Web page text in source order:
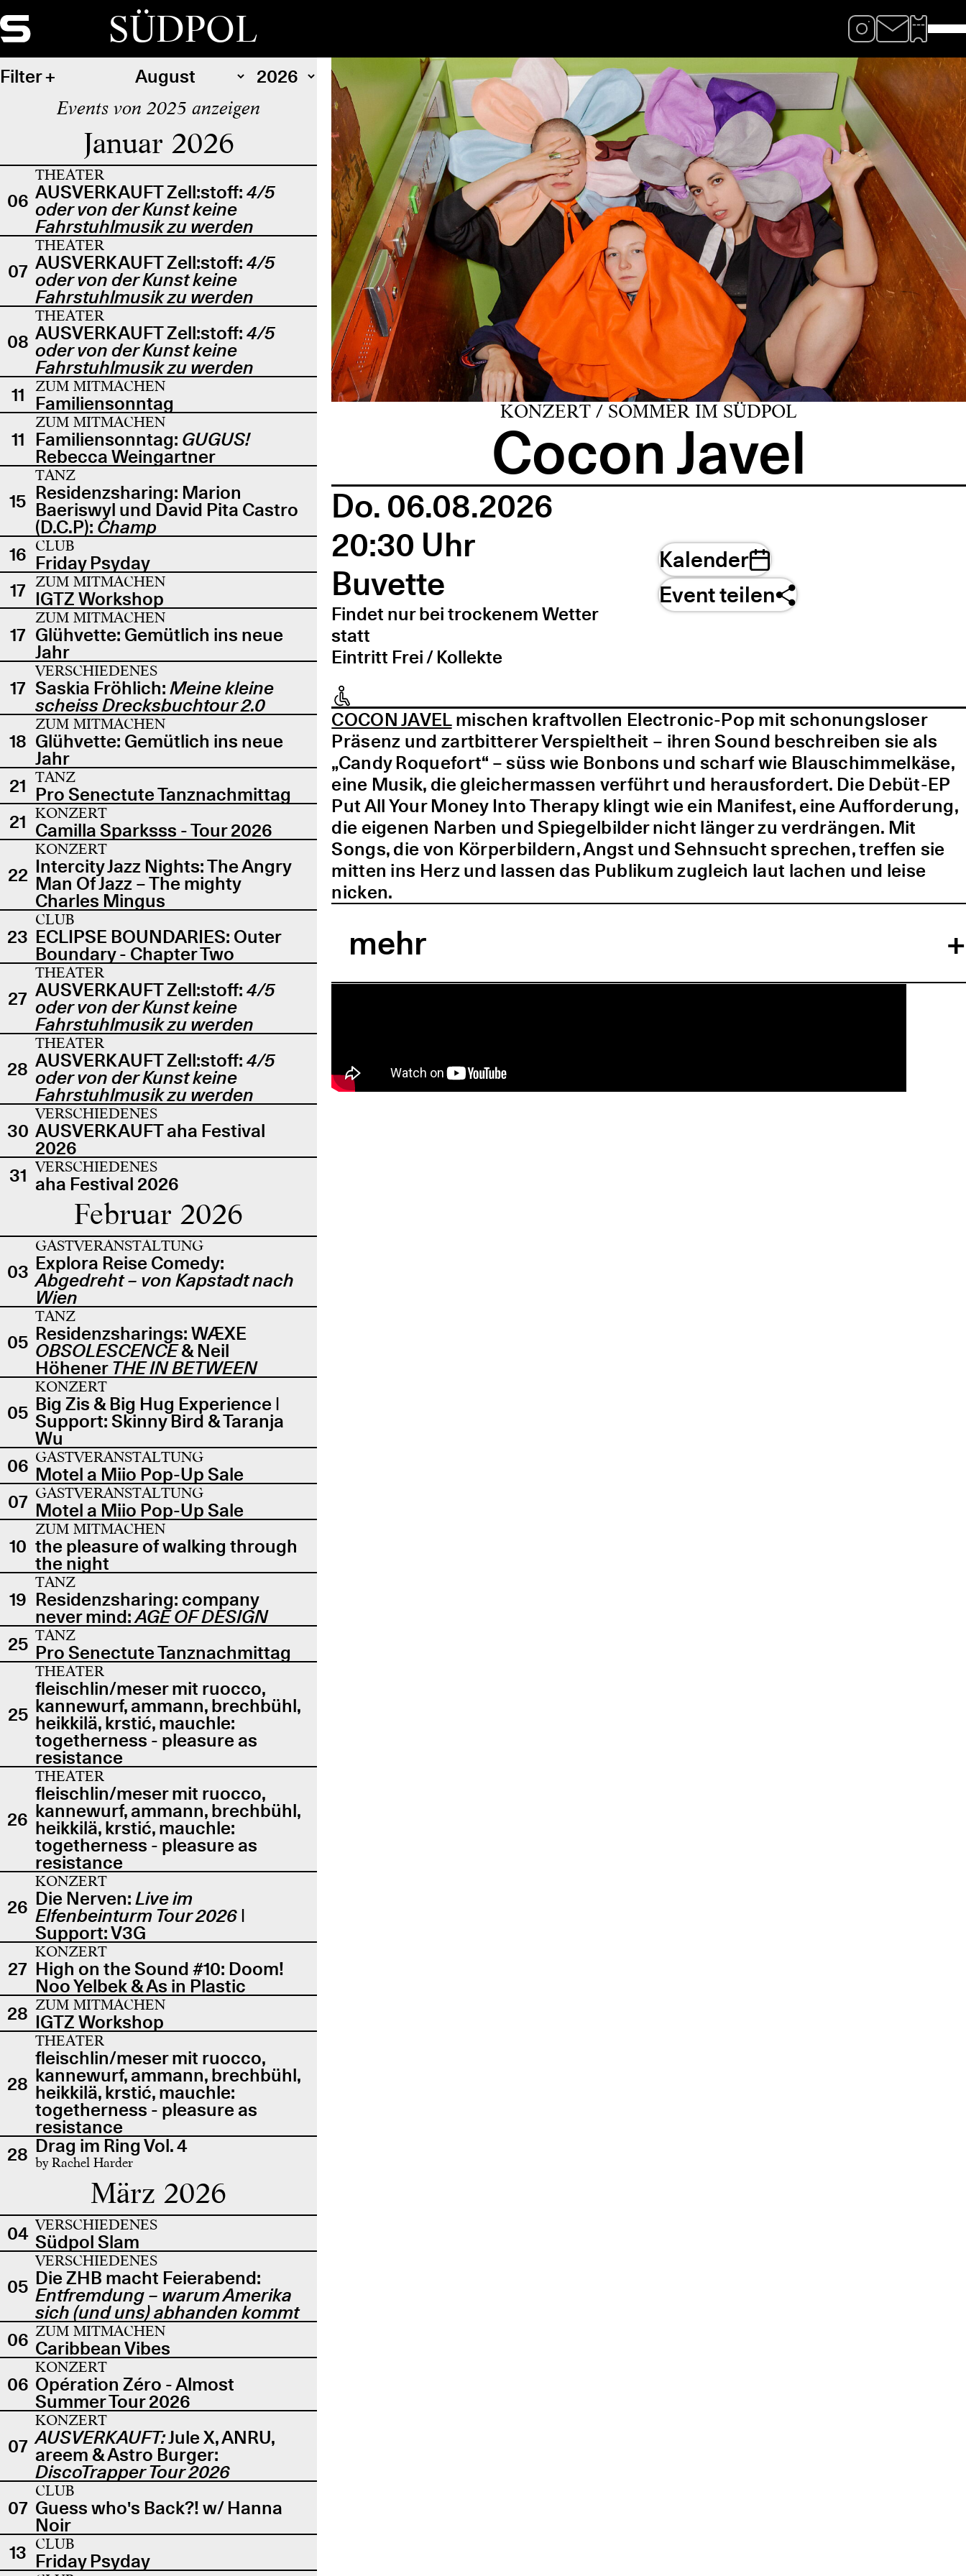
SÜDPOL
Filter
Events von 2025 anzeigen
Januar 2026
06
THEATER
AUSVERKAUFT Zell:stoff: 4/5
oder von der Kunst keine
Fahrstuhlmusik zu werden
07
THEATER
AUSVERKAUFT Zell:stoff: 4/5
oder von der Kunst keine
Fahrstuhlmusik zu werden
08
THEATER
AUSVERKAUFT Zell:stoff: 4/5
oder von der Kunst keine
Fahrstuhlmusik zu werden
11
ZUM MITMACHEN
Familiensonntag
11
ZUM MITMACHEN
Familiensonntag: GUGUS!
Rebecca Weingartner
15
TANZ
Residenzsharing: Marion
Baeriswyl und David Pita Castro
(D.C.P): Champ
16 CLUB
Friday Psyday
17 ZUM MITMACHEN
IGTZ Workshop
17
ZUM MITMACHEN
Glühvette: Gemütlich ins neue
Jahr
17
VERSCHIEDENES
Saskia Fröhlich: Meine kleine
scheiss Drecksbuchtour 2.0
18
ZUM MITMACHEN
Glühvette: Gemütlich ins neue
Jahr
21 TANZ
Pro Senectute Tanznachmittag
21 KONZERT
Camilla Sparksss - Tour 2026
22
KONZERT
Intercity Jazz Nights: The Angry
Man Of Jazz – The mighty
Charles Mingus
23
CLUB
ECLIPSE BOUNDARIES: Outer
Boundary - Chapter Two
27
THEATER
AUSVERKAUFT Zell:stoff: 4/5
oder von der Kunst keine
Fahrstuhlmusik zu werden
28
THEATER
AUSVERKAUFT Zell:stoff: 4/5
oder von der Kunst keine
Fahrstuhlmusik zu werden
30
VERSCHIEDENES
AUSVERKAUFT aha Festival
2026
31 VERSCHIEDENES
aha Festival 2026
Februar 2026
03
GASTVERANSTALTUNG
Explora Reise Comedy:
Abgedreht – von Kapstadt nach
Wien
05
TANZ
Residenzsharings: WÆXE
OBSOLESCENCE& Neil
Höhener THE IN BETWEEN
05
KONZERT
Big Zis & Big Hug Experience |
Support: Skinny Bird & Taranja
Wu
06 GASTVERANSTALTUNG
Motel a Miio Pop-Up Sale
07 GASTVERANSTALTUNG
Motel a Miio Pop-Up Sale
10
ZUM MITMACHEN
the pleasure of walking through
the night
19
TANZ
Residenzsharing: company
never mind:AGE OF DESIGN
25 TANZ
Pro Senectute Tanznachmittag
25
THEATER
fleischlin/meser mit ruocco,
kannewurf, ammann, brechbühl,
heikkilä, krstić, mauchle:
togetherness - pleasure as
resistance
26
THEATER
fleischlin/meser mit ruocco,
kannewurf, ammann, brechbühl,
heikkilä, krstić, mauchle:
togetherness - pleasure as
resistance
26
KONZERT
Die Nerven:Live im
Elfenbeinturm Tour 2026 |
Support: V3G
27
KONZERT
High on the Sound #10: Doom!
Noo Yelbek & As in Plastic
28 ZUM MITMACHEN
IGTZ Workshop
28
THEATER
fleischlin/meser mit ruocco,
kannewurf, ammann, brechbühl,
heikkilä, krstić, mauchle:
togetherness - pleasure as
resistance
28 Drag im Ring Vol. 4
by Rachel Harder
März 2026
04 VERSCHIEDENES
Südpol Slam
05
VERSCHIEDENES
Die ZHB macht Feierabend:
Entfremdung – warum Amerika
sich (und uns) abhanden kommt
06 ZUM MITMACHEN
Caribbean Vibes
06
KONZERT
Opération Zéro - Almost
Summer Tour 2026
07
KONZERT
AUSVERKAUFT:Jule X, ANRU,
areem & Astro Burger:
DiscoTrapper Tour 2026
07
CLUB
Guess who's Back?! w/ Hanna
Noir
13 CLUB
Friday Psyday
KONZERT / SOMMER IM SÜDPOL
Cocon Javel
Do. 06.08.2026
20:30 Uhr
Buvette
Findet nur bei trockenem Wetter
statt
Eintritt Frei / Kollekte
Kalender
Event teilen
COCON JAVELmischen kraftvollen Electronic-Pop mit schonungsloser
Präsenz und zartbitterer Verspieltheit – ihren Sound beschreiben sie als
„Candy Roquefort“ – süss wie Bonbons und scharf wie Blauschimmelkäse,
eine Musik, die gleichermassen verführt und herausfordert. Die Debüt-EP
Put All Your Money Into Therapy klingt wie ein Manifest, eine Aufforderung,
die eigenen Narben und Spiegelbilder nicht länger zu verdrängen. Mit
Songs, die von Körperbildern, Angst und Sehnsucht sprechen, treffen sie
mitten ins Herz und lassen das Publikum zugleich laut lachen und leise
nicken.
mehr